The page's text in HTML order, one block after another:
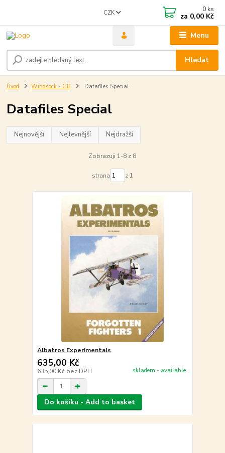
Menu
CZK
Hledat
0 ks
za 0,00 Kč
Úvod Windsock - GB Datafiles Special
Datafiles Special
Nejnovější Nejlevnější Nejdražší
Zobrazuji 1-8 z 8
strana z 1
Albatros Experimentals
635,00 Kč
635,00 Kč bez DPH skladem - available
Do košíku - Add to basket